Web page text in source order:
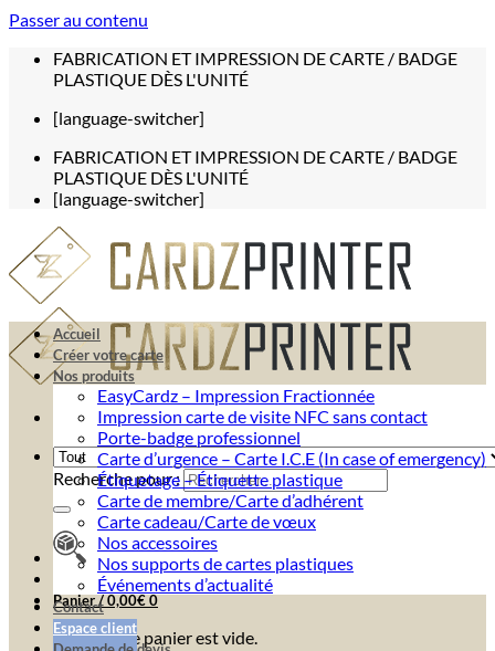
Passer au contenu
FABRICATION ET IMPRESSION DE CARTE / BADGE
PLASTIQUE DÈS L'UNITÉ
[language-switcher]
FABRICATION ET IMPRESSION DE CARTE / BADGE
PLASTIQUE DÈS L'UNITÉ
[language-switcher]
Recherche pour :
Panier /0,00€0
Votre panier est vide.
Accueil
Créer votre carte
Nos produits
EasyCardz – Impression Fractionnée
Impression carte de visite NFC sans contact
Porte-badge professionnel
Carte d’urgence – Carte I.C.E (In case of emergency)
Étiquetage – Étiquette plastique
Carte de membre/Carte d’adhérent
Carte cadeau/Carte de vœux
Nos accessoires
Nos supports de cartes plastiques
Événements d’actualité
Contact
Espace client